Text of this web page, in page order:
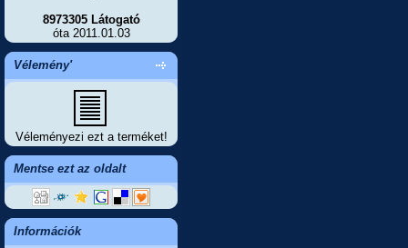
8973305 Látogató
óta 2011.01.03
Vélemény'
Véleményezi ezt a terméket!
Mentse ezt az oldalt
Információk